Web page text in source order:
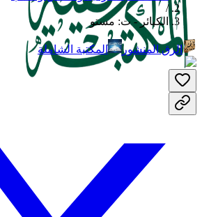
/
الكبائر - ت: مستو
الرق المنشور المكتبة الشاملة